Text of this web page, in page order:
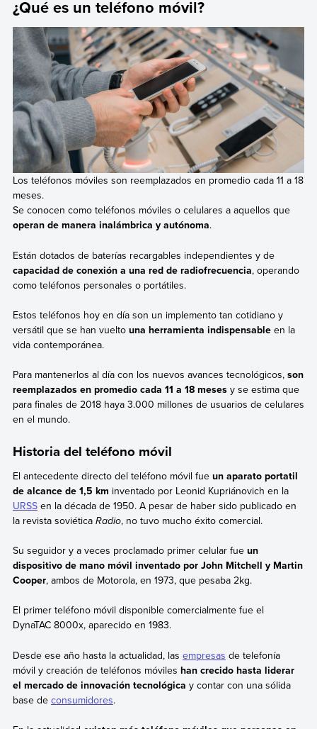
¿Qué es un teléfono móvil?
Los teléfonos móviles son reemplazados en promedio cada 11 a 18
meses.
Se conocen como teléfonos móviles o celulares a aquellos que
operan de manera inalámbrica y autónoma.
Están dotados de baterías recargables independientes y de
capacidad de conexión a una red de radiofrecuencia, operando
como teléfonos personales o portátiles.
Estos teléfonos hoy en día son un implemento tan cotidiano y
versátil que se han vueltouna herramienta indispensableen la
vida contemporánea.
Para mantenerlos al día con los nuevos avances tecnológicos, son
reemplazados en promedio cada 11 a 18 mesesy se estima que
para finales de 2018 haya 3.000 millones de usuarios de celulares
en el mundo.
Historia del teléfono móvil
El antecedente directo del teléfono móvil fue un aparato portatil
de alcance de 1,5 km inventado por Leonid Kupriánovich en la
URSSen la década de 1950. A pesar de haber sido publicado en
la revista soviética Radio, no tuvo mucho éxito comercial.
Su seguidor y a veces proclamado primer celular fue un
dispositivo de mano móvil inventado por John Mitchell y Martin
Cooper, ambos de Motorola, en 1973, que pesaba 2kg.
El primer teléfono móvil disponible comercialmente fue el
DynaTAC 8000x, aparecido en 1983.
Desde ese año hasta la actualidad, las empresas de telefonía
móvil y creación de teléfonos móviles han crecido hasta liderar
el mercado de innovación tecnológica y contar con una sólida
base de consumidores.